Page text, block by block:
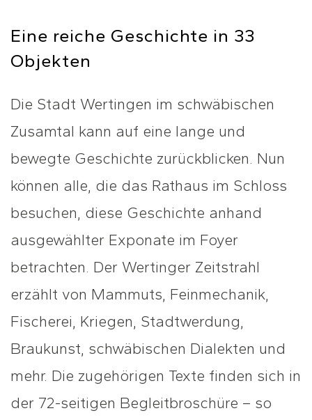
Eine reiche Geschichte in 33
Objekten
Die Stadt Wertingen im schwäbischen
Zusamtal kann auf eine lange und
bewegte Geschichte zurückblicken. Nun
können alle, die das Rathaus im Schloss
besuchen, diese Geschichte anhand
ausgewählter Exponate im Foyer
betrachten. Der Wertinger Zeitstrahl
erzählt von Mammuts, Feinmechanik,
Fischerei, Kriegen, Stadtwerdung,
Braukunst, schwäbischen Dialekten und
mehr. Die zugehörigen Texte finden sich in
der 72-seitigen Begleitbroschüre – so